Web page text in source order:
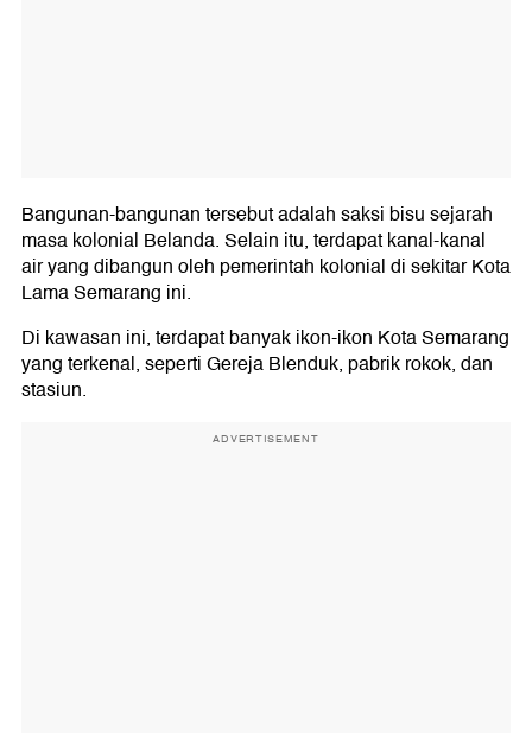
Bangunan-bangunan tersebut adalah saksi bisu sejarah
masa kolonial Belanda. Selain itu, terdapat kanal-kanal
air yang dibangun oleh pemerintah kolonial di sekitar Kota
Lama Semarang ini.
Di kawasan ini, terdapat banyak ikon-ikon Kota Semarang
yang terkenal, seperti Gereja Blenduk, pabrik rokok, dan
stasiun.
ADVERTISEMENT